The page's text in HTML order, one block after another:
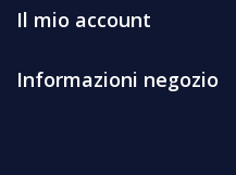
Il mio account
Informazioni negozio